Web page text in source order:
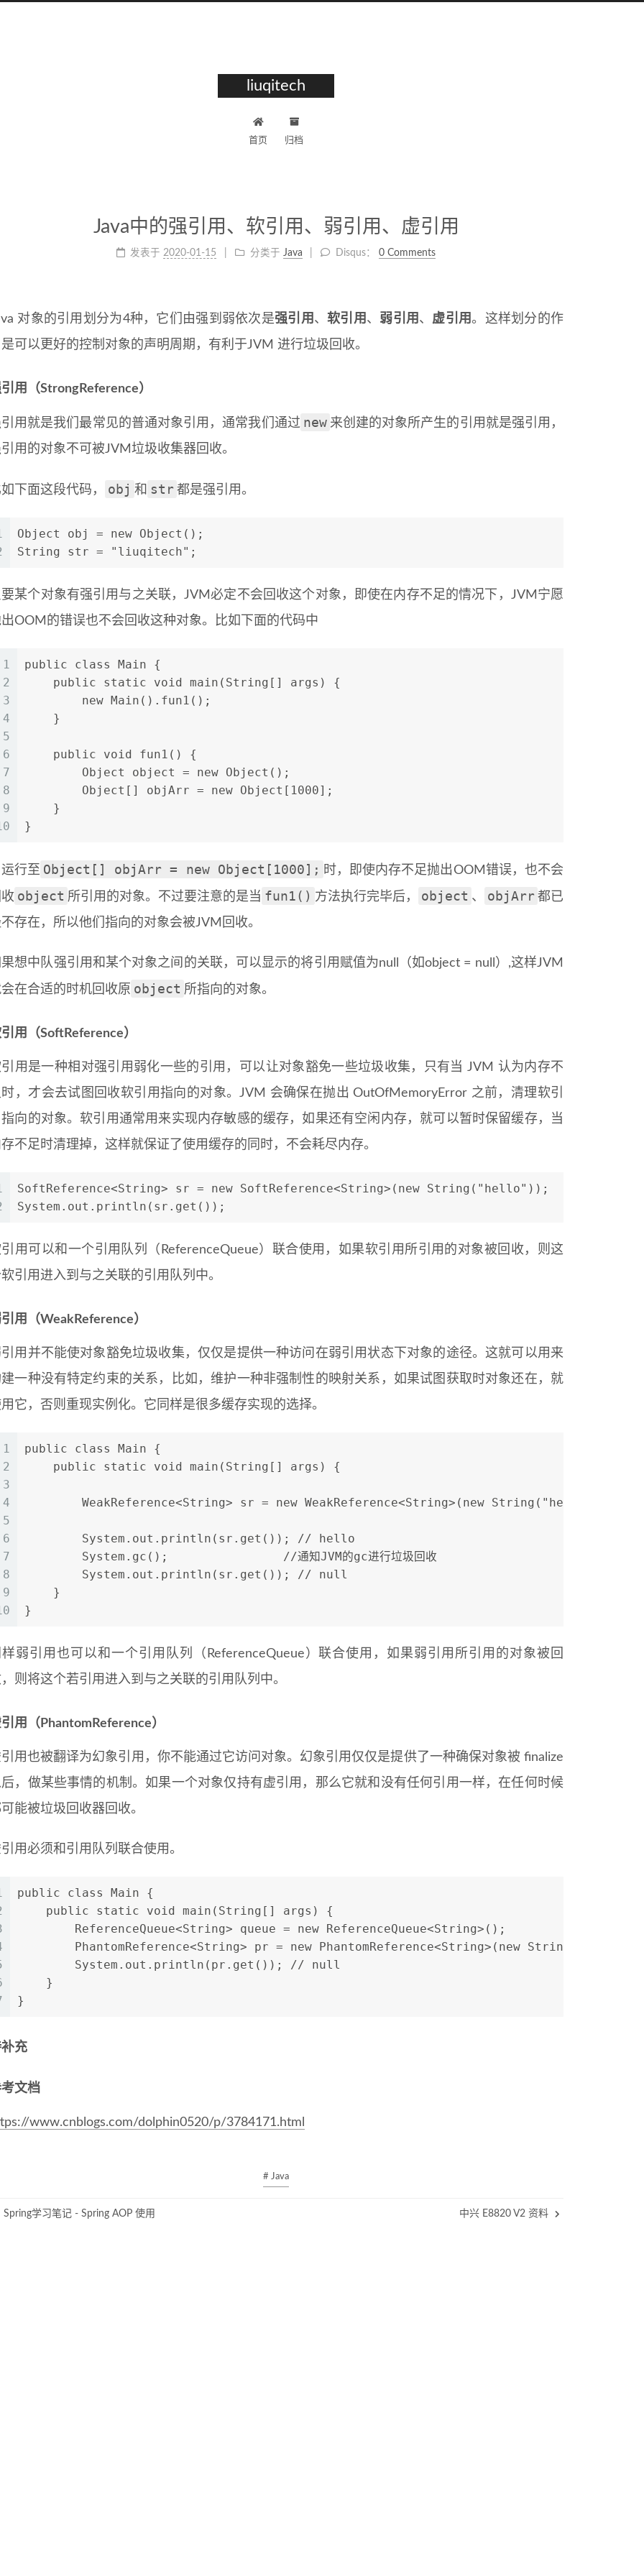
liuqitech
首页 归档
Java中的强引用、软引用、弱引用、虚引用
发表于 2020-01-15 分类于 Java Disqus： 0 Comments
对象的引用划分为4种，它们由强到弱依次是强引用 、软引用 、 弱引用 、 虚引用。这样划分的作
可以更好的控制对象的声明周期，有利于JVM 进行垃圾回收。
用（StrongReference）
用就是我们最常见的普通对象引用，通常我们通过 new 来创建的对象所产生的引用就是强引用，
用的对象不可被JVM垃圾收集器回收。
下面这段代码， obj 和 str 都是强引用。
Object obj = new Object();
String str = "liuqitech";
某个对象有强引用与之关联，JVM必定不会回收这个对象，即使在内存不足的情况下，JVM宁愿
OOM的错误也不会回收这种对象。比如下面的代码中
1
2
3
4
5
6
7
8
9
public class Main {
    public static void main(String[] args) {
        new Main().fun1();
    }
    public void fun1() {
        Object object = new Object();
        Object[] objArr = new Object[1000];
    }
}
行至 Object[] objArr = new Object[1000]; 时，即使内存不足抛出OOM错误，也不会
object 所引用的对象。不过要注意的是当 fun1() 方法执行完毕后， object 、 objArr 都已
存在，所以他们指向的对象会被JVM回收。
想中队强引用和某个对象之间的关联，可以显示的将引用赋值为null（如object = null）,这样JVM
在合适的时机回收原 object 所指向的对象。
用（SoftReference）
用是一种相对强引用弱化一些的引用，可以让对象豁免一些垃圾收集，只有当 JVM 认为内存不
，才会去试图回收软引用指向的对象。JVM 会确保在抛出 OutOfMemoryError 之前，清理软引
向的对象。软引用通常用来实现内存敏感的缓存，如果还有空闲内存，就可以暂时保留缓存，当
不足时清理掉，这样就保证了使用缓存的同时，不会耗尽内存。
SoftReference<String> sr = new SoftReference<String>(new String("hello"));
System.out.println(sr.get());
用可以和一个引用队列（ReferenceQueue）联合使用，如果软引用所引用的对象被回收，则这
引用进入到与之关联的引用队列中。
用（WeakReference）
用并不能使对象豁免垃圾收集，仅仅是提供一种访问在弱引用状态下对象的途径。这就可以用来
一种没有特定约束的关系，比如，维护一种非强制性的映射关系，如果试图获取时对象还在，就
它，否则重现实例化。它同样是很多缓存实现的选择。
1
2
3
4
5
6
7
8
9
public class Main {
    public static void main(String[] args) {
        WeakReference<String> sr = new WeakReference<String>(new String("hello"));
        System.out.println(sr.get()); // hello
        System.gc();                //通知JVM的gc进行垃圾回收
        System.out.println(sr.get()); // null
    }
}
弱引用也可以和一个引用队列（ReferenceQueue）联合使用，如果弱引用所引用的对象被回
则将这个若引用进入到与之关联的引用队列中。
用（PhantomReference）
用也被翻译为幻象引用，你不能通过它访问对象。幻象引用仅仅是提供了一种确保对象被 finalize
，做某些事情的机制。如果一个对象仅持有虚引用，那么它就和没有任何引用一样，在任何时候
能被垃圾回收器回收。
用必须和引用队列联合使用。
public class Main {
    public static void main(String[] args) {
        ReferenceQueue<String> queue = new ReferenceQueue<String>();
PhantomReference<String> pr = new PhantomReference<String>(new
        System.out.println(pr.get()); // null
    }
}
充
文档
www.cnblogs.com/dolphin0520/p/3784171.html
# Java
Spring学习笔记 - Spring AOP 使用 中兴 E8820 V2 资料